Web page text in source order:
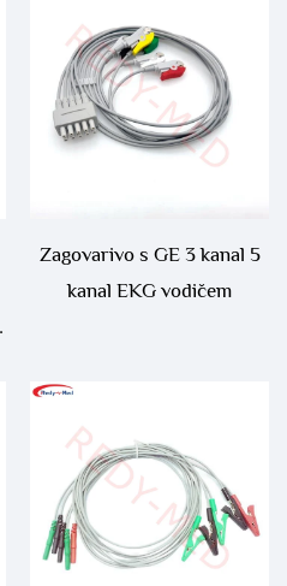
Zagovarivo s GE 3 kanal 5
kanal EKG vodičem